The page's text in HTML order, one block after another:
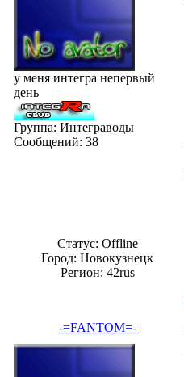
у меня интегра непервый
день
Группа: Интеграводы
Сообщений:38
Статус: Offline
Город: Новокузнецк
Регион: 42rus
-=FANTOM=-